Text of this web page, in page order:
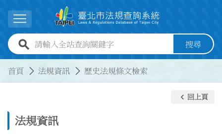
展開選單
全站查詢關鍵字欄位 搜尋
首頁 法規資訊 歷史法規條文檢索
法規資訊
keyboard_arrow_left 回上頁